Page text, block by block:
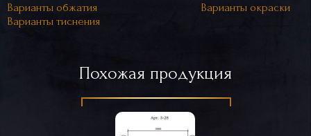
Варианты обжатия
Варианты окраски
Варианты тиснения
Похожая продукция